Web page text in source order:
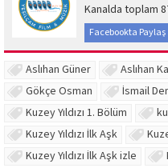
Kanalda toplam
Facebookta Paylaş
Aslıhan Güner Aslıhan
Gökçe Osman
İsmail
Kuzey Yıldızı 1. Bölüm
Kuzey Yıldızı İlk Aşk
Kuzey Yıldızı İlk Aşk izle